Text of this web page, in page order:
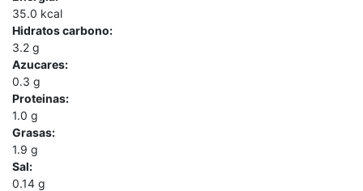
35.0 kcal
Hidratos carbono:
3.2 g
Azucares:
0.3 g
Proteinas:
1.0 g
Grasas:
1.9 g
Sal:
0.14 g